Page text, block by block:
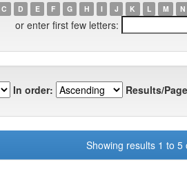
C D E F G H I J K L M N
or enter first few letters:
In order: Results/Page
Showing results 1 to 5